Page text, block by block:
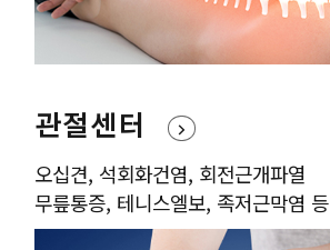
관절센터
오십견, 석회화건염, 회전근개파열
무릎통증, 테니스엘보, 족저근막염 등